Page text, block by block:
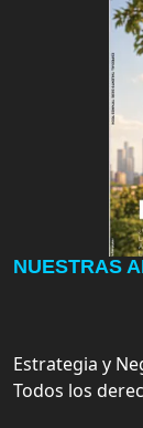
NUESTRAS
Estrategia y
Todos los